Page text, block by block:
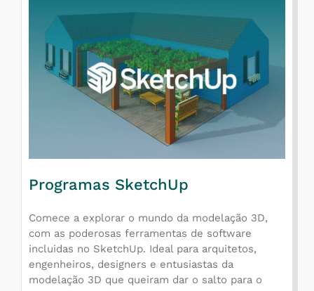
Programas SketchUp
Comece a explorar o mundo da modelação 3D,
com as poderosas ferramentas de software
incluidas no SketchUp. Ideal para arquitetos,
engenheiros, designers e entusiastas da
modelação 3D que queiram dar o salto para o